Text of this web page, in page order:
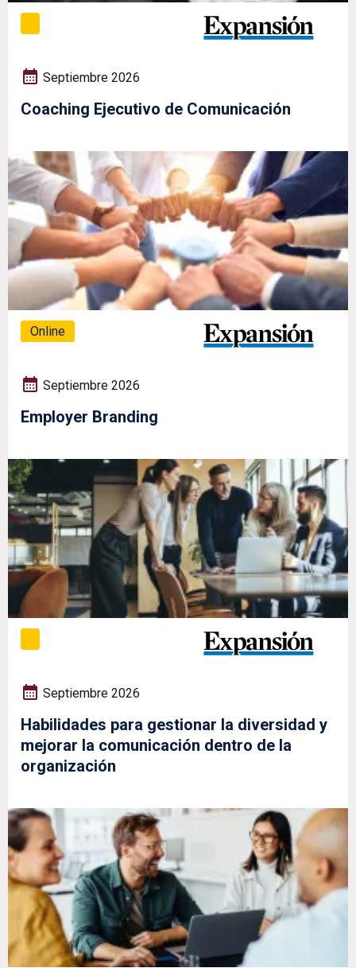
Septiembre 2026
Coaching Ejecutivo de Comunicación
Online
Septiembre 2026
Employer Branding
Septiembre 2026
Habilidades para gestionar la diversidad y
mejorar la comunicación dentro de la
organización